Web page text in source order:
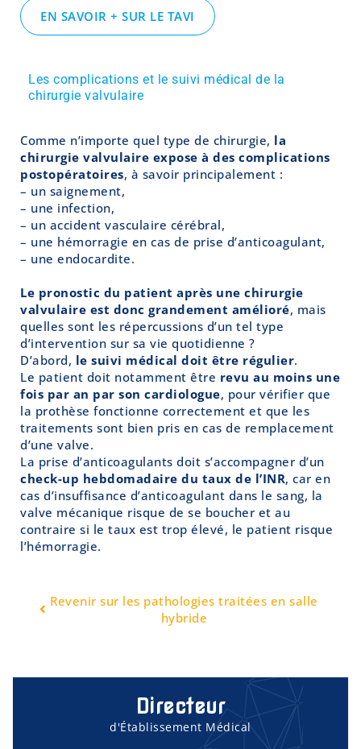
EN SAVOIR + SUR LE TAVI
Les complications et le suivi médical de la
chirurgie valvulaire
Comme n’importe quel type de chirurgie, la
chirurgie valvulaire expose à des complications
postopératoires, à savoir principalement :
– un saignement,
– une infection,
– un accident vasculaire cérébral,
– une hémorragie en cas de prise d’anticoagulant,
– une endocardite.
Le pronostic du patient après une chirurgie
valvulaire est donc grandement amélioré, mais
quelles sont les répercussions d’un tel type
d’intervention sur sa vie quotidienne ?
D’abord, le suivi médical doit être régulier.
Le patient doit notamment être revu au moins une
fois par an par son cardiologue, pour vérifier que
la prothèse fonctionne correctement et que les
traitements sont bien pris en cas de remplacement
d’une valve.
La prise d’anticoagulants doit s’accompagner d’un
check-up hebdomadaire du taux de l’INR, car en
cas d’insuffisance d’anticoagulant dans le sang, la
valve mécanique risque de se boucher et au
contraire si le taux est trop élevé, le patient risque
l’hémorragie.
Revenir sur les pathologies traitées en salle
hybride
Directeur
d'Établissement Médical